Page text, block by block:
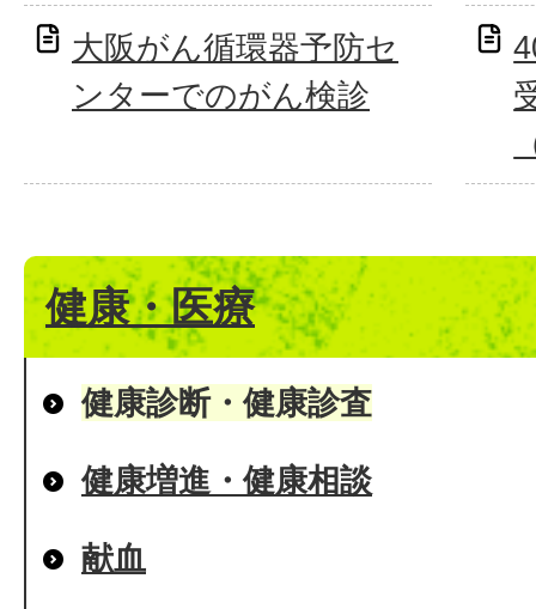
大阪がん循環器予防セ
ンターでのがん検診
健康・医療
健康診断・健康診査
健康増進・健康相談
献血